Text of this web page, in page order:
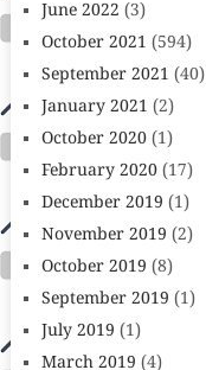
June 2022 (3)
October 2021 (594)
September 2021 (40)
January 2021 (2)
October 2020(1)
February 2020(17)
December 2019 (1)
November 2019 (2)
October 2019 (8)
September 2019 (1)
July 2019 (1)
March 2019 (4)